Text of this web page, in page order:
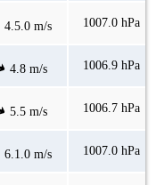
4.5.0 m/s 1007.0 hPa
4.8 m/s 1006.9 hPa
5.5 m/s 1006.7 hPa
6.1.0 m/s 1007.0 hPa